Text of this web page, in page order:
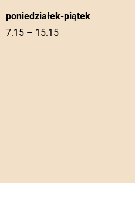
poniedziałek-piątek
7.15 – 15.15